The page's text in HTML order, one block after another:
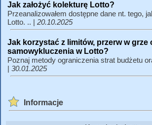
Jak założyć kolekturę Lotto?
Przeanalizowałem dostępne dane nt. tego,
Lotto. .. | 20.10.2025
Jak korzystać z limitów, przerw w grze
samowykluczenia w Lotto?
Poznaj metody ograniczenia strat budżetu
| 30.01.2025
Informacje